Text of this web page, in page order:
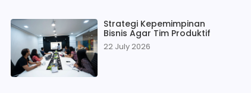
Strategi Kepemimpinan
Bisnis Agar Tim Produktif
22 July 2026